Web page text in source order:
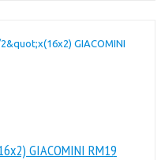
GIACOMINI RM19